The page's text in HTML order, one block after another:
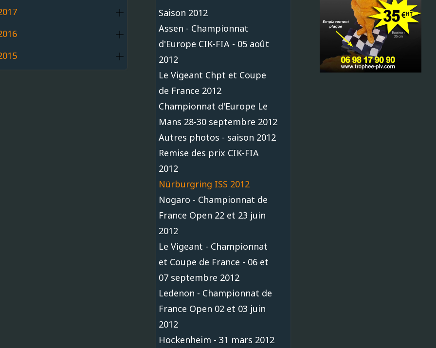
Saison 2012
Assen - Championnat
d'Europe CIK-FIA - 05 août
2012
Le Vigeant Chpt et Coupe
de France 2012
Championnat d'Europe Le
Mans 28-30 septembre 2012
Autres photos - saison 2012
Remise des prix CIK-FIA
2012
Nürburgring ISS 2012
Nogaro - Championnat de
France Open 22 et 23 juin
2012
Le Vigeant - Championnat
et Coupe de France - 06 et
07 septembre 2012
Ledenon - Championnat de
France Open 02 et 03 juin
2012
Hockenheim - 31 mars 2012